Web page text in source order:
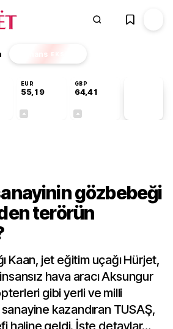
Finans EKSTRA
EUR
55,19
GBP
64,41
gözbebeği
terörün
Kaan, jet eğitim uçağı Hürjet,
hava aracı Aksungur
gibi yerli ve milli
kazandıran TUSAŞ,
haline geldi. İşte detaylar…